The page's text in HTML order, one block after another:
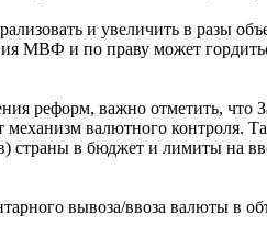
и увеличить в разы
МВФ и по праву может
реформ, важно отметить,
валютного контроля.
страны в бюджет и лимиты на
вывоза/ввоза валюты в